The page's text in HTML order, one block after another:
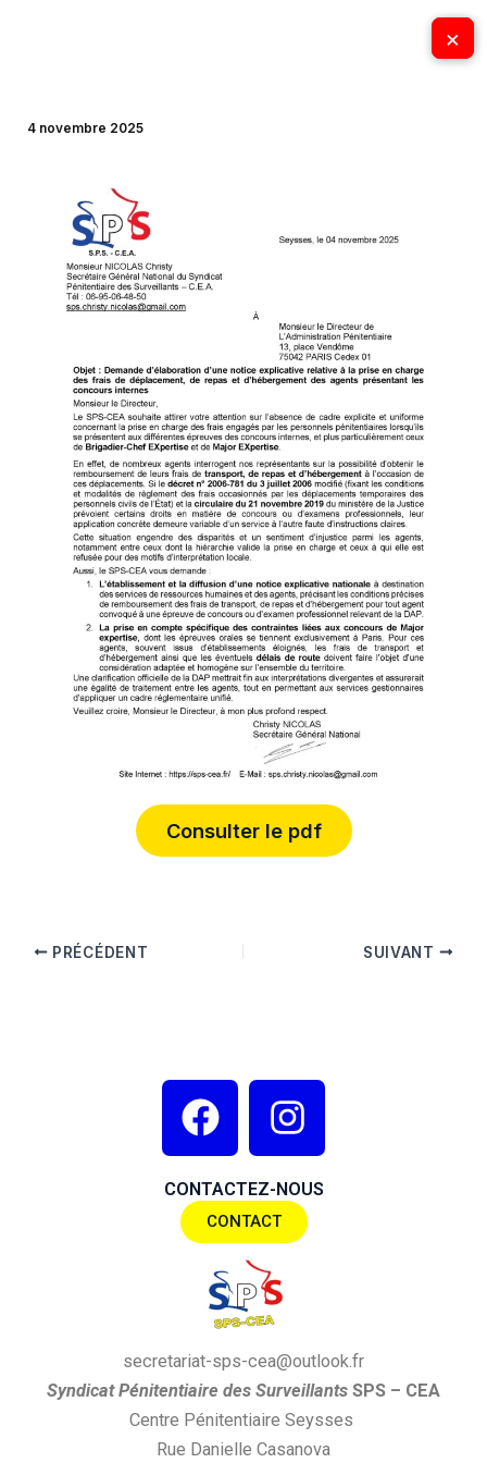
×
4 novembre 2025
Consulter le pdf
PRÉCÉDENT SUIVANT
F
a
c
e
b
o
o
k
I
n
s
t
a
a
m
CONTACTEZ-NOUS
CONTACT
secretariat-sps-cea@outlook.fr
SyndicatPénitentiaire des Surveillants SPS – CEA
Centre Pénitentiaire Seysses
Rue Danielle Casanova
×